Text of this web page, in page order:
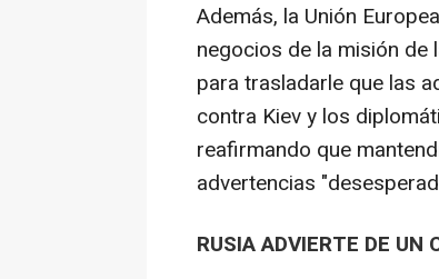
Además, la Unión
negocios de la misión de
para trasladarle que las
contra Kiev y los
reafirmando que
advertencias
RUSIA ADVIERTE DE UN